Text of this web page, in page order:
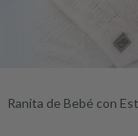
Ranita de Bebé con